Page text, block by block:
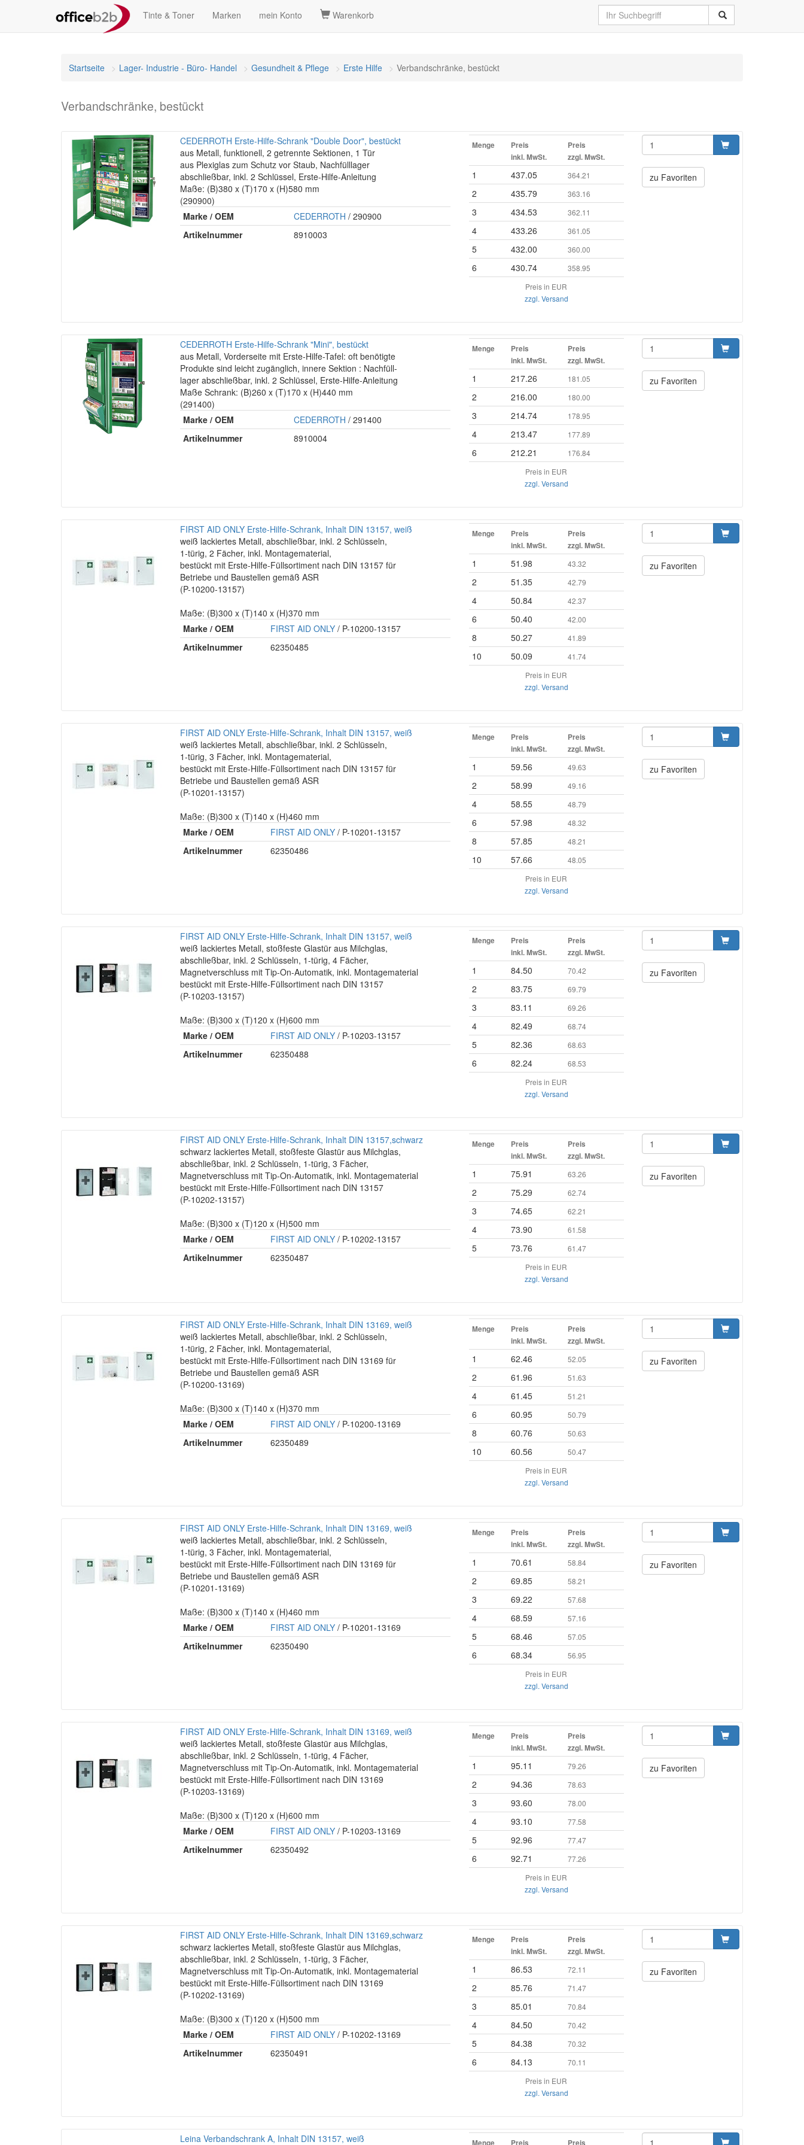
Tinte & Toner Marken mein Konto Warenkorb
Startseite Lager- Industrie - Büro- Handel Gesundheit & Pflege Erste Hilfe Verbandschränke, bestückt
Verbandschränke, bestückt
CEDERROTH Erste-Hilfe-Schrank "Double Door", bestückt
aus Metall, funktionell, 2 getrennte Sektionen, 1 Tür
aus Plexiglas zum Schutz vor Staub, Nachfülllager
abschließbar, inkl. 2 Schlüssel, Erste-Hilfe-Anleitung
Maße: (B)380 x (T)170 x (H)580 mm
(290900)
Marke / OEM
CEDERROTH / 290900
Artikelnummer
8910003
Menge
Preis
inkl. MwSt.
Preis
zzgl. MwSt.
1 437.05 364.21
2 435.79 363.16
3 434.53 362.11
4 433.26 361.05
5 432.00 360.00
6 430.74
358.95
Preis in EUR
zzgl. Versand
zu Favoriten
CEDERROTH Erste-Hilfe-Schrank "Mini", bestückt
aus Metall, Vorderseite mit Erste-Hilfe-Tafel: oft benötigte
Produkte sind leicht zugänglich, innere Sektion : Nachfüll-
lager abschließbar, inkl. 2 Schlüssel, Erste-Hilfe-Anleitung
Maße Schrank: (B)260 x (T)170 x (H)440 mm
(291400)
Marke / OEM
CEDERROTH / 291400
Artikelnummer
8910004
Menge
Preis
inkl. MwSt.
Preis
zzgl. MwSt.
1 217.26 181.05
2 216.00 180.00
3 214.74 178.95
4 213.47 177.89
6 212.21
176.84
Preis in EUR
zzgl. Versand
zu Favoriten
FIRST AID ONLY Erste-Hilfe-Schrank, Inhalt DIN 13157, weiß
weiß lackiertes Metall, abschließbar, inkl. 2 Schlüsseln,
1-türig, 2 Fächer, inkl. Montagematerial,
bestückt mit Erste-Hilfe-Füllsortiment nach DIN 13157 für
Betriebe und Baustellen gemäß ASR
(P-10200-13157)
Maße: (B)300 x (T)140 x (H)370 mm
Marke / OEM
FIRST AID ONLY / P-10200-13157
Artikelnummer
62350485
Menge
Preis
inkl. MwSt.
Preis
zzgl. MwSt.
1 51.98 43.32
2 51.35 42.79
4 50.84 42.37
6 50.40 42.00
8 50.27 41.89
10 50.09
41.74
Preis in EUR
zzgl. Versand
zu Favoriten
FIRST AID ONLY Erste-Hilfe-Schrank, Inhalt DIN 13157, weiß
weiß lackiertes Metall, abschließbar, inkl. 2 Schlüsseln,
1-türig, 3 Fächer, inkl. Montagematerial,
bestückt mit Erste-Hilfe-Füllsortiment nach DIN 13157 für
Betriebe und Baustellen gemäß ASR
(P-10201-13157)
Maße: (B)300 x (T)140 x (H)460 mm
Marke / OEM
FIRST AID ONLY / P-10201-13157
Artikelnummer
62350486
Menge
Preis
inkl. MwSt.
Preis
zzgl. MwSt.
1 59.56 49.63
2 58.99 49.16
4 58.55 48.79
6 57.98 48.32
8 57.85 48.21
10 57.66
48.05
Preis in EUR
zzgl. Versand
zu Favoriten
FIRST AID ONLY Erste-Hilfe-Schrank, Inhalt DIN 13157, weiß
weiß lackiertes Metall, stoßfeste Glastür aus Milchglas,
abschließbar, inkl. 2 Schlüsseln, 1-türig, 4 Fächer,
Magnetverschluss mit Tip-On-Automatik, inkl. Montagematerial
bestückt mit Erste-Hilfe-Füllsortiment nach DIN 13157
(P-10203-13157)
Maße: (B)300 x (T)120 x (H)600 mm
Marke / OEM
FIRST AID ONLY / P-10203-13157
Artikelnummer
62350488
Menge
Preis
inkl. MwSt.
Preis
zzgl. MwSt.
1 84.50 70.42
2 83.75 69.79
3 83.11 69.26
4 82.49 68.74
5 82.36 68.63
6 82.24
68.53
Preis in EUR
zzgl. Versand
zu Favoriten
FIRST AID ONLY Erste-Hilfe-Schrank, Inhalt DIN 13157,schwarz
schwarz lackiertes Metall, stoßfeste Glastür aus Milchglas,
abschließbar, inkl. 2 Schlüsseln, 1-türig, 3 Fächer,
Magnetverschluss mit Tip-On-Automatik, inkl. Montagematerial
bestückt mit Erste-Hilfe-Füllsortiment nach DIN 13157
(P-10202-13157)
Maße: (B)300 x (T)120 x (H)500 mm
Marke / OEM
FIRST AID ONLY / P-10202-13157
Artikelnummer
62350487
Menge
Preis
inkl. MwSt.
Preis
zzgl. MwSt.
1 75.91 63.26
2 75.29 62.74
3 74.65 62.21
4 73.90 61.58
5 73.76
61.47
Preis in EUR
zzgl. Versand
zu Favoriten
FIRST AID ONLY Erste-Hilfe-Schrank, Inhalt DIN 13169, weiß
weiß lackiertes Metall, abschließbar, inkl. 2 Schlüsseln,
1-türig, 2 Fächer, inkl. Montagematerial,
bestückt mit Erste-Hilfe-Füllsortiment nach DIN 13169 für
Betriebe und Baustellen gemäß ASR
(P-10200-13169)
Maße: (B)300 x (T)140 x (H)370 mm
Marke / OEM
FIRST AID ONLY / P-10200-13169
Artikelnummer
62350489
Menge
Preis
inkl. MwSt.
Preis
zzgl. MwSt.
1 62.46 52.05
2 61.96 51.63
4 61.45 51.21
6 60.95 50.79
8 60.76 50.63
10 60.56
50.47
Preis in EUR
zzgl. Versand
zu Favoriten
FIRST AID ONLY Erste-Hilfe-Schrank, Inhalt DIN 13169, weiß
weiß lackiertes Metall, abschließbar, inkl. 2 Schlüsseln,
1-türig, 3 Fächer, inkl. Montagematerial,
bestückt mit Erste-Hilfe-Füllsortiment nach DIN 13169 für
Betriebe und Baustellen gemäß ASR
(P-10201-13169)
Maße: (B)300 x (T)140 x (H)460 mm
Marke / OEM
FIRST AID ONLY / P-10201-13169
Artikelnummer
62350490
Menge
Preis
inkl. MwSt.
Preis
zzgl. MwSt.
1 70.61 58.84
2 69.85 58.21
3 69.22 57.68
4 68.59 57.16
5 68.46 57.05
6 68.34
56.95
Preis in EUR
zzgl. Versand
zu Favoriten
FIRST AID ONLY Erste-Hilfe-Schrank, Inhalt DIN 13169, weiß
weiß lackiertes Metall, stoßfeste Glastür aus Milchglas,
abschließbar, inkl. 2 Schlüsseln, 1-türig, 4 Fächer,
Magnetverschluss mit Tip-On-Automatik, inkl. Montagematerial
bestückt mit Erste-Hilfe-Füllsortiment nach DIN 13169
(P-10203-13169)
Maße: (B)300 x (T)120 x (H)600 mm
Marke / OEM
FIRST AID ONLY / P-10203-13169
Artikelnummer
62350492
Menge
Preis
inkl. MwSt.
Preis
zzgl. MwSt.
1 95.11 79.26
2 94.36 78.63
3 93.60 78.00
4 93.10 77.58
5 92.96 77.47
6 92.71
77.26
Preis in EUR
zzgl. Versand
zu Favoriten
FIRST AID ONLY Erste-Hilfe-Schrank, Inhalt DIN 13169,schwarz
schwarz lackiertes Metall, stoßfeste Glastür aus Milchglas,
abschließbar, inkl. 2 Schlüsseln, 1-türig, 3 Fächer,
Magnetverschluss mit Tip-On-Automatik, inkl. Montagematerial
bestückt mit Erste-Hilfe-Füllsortiment nach DIN 13169
(P-10202-13169)
Maße: (B)300 x (T)120 x (H)500 mm
Marke / OEM
FIRST AID ONLY / P-10202-13169
Artikelnummer
62350491
Menge
Preis
inkl. MwSt.
Preis
zzgl. MwSt.
1 86.53 72.11
2 85.76 71.47
3 85.01 70.84
4 84.50 70.42
5 84.38 70.32
6 84.13
70.11
Preis in EUR
zzgl. Versand
zu Favoriten
Leina Verbandschrank A, Inhalt DIN 13157, weiß
Menge Preis Preis